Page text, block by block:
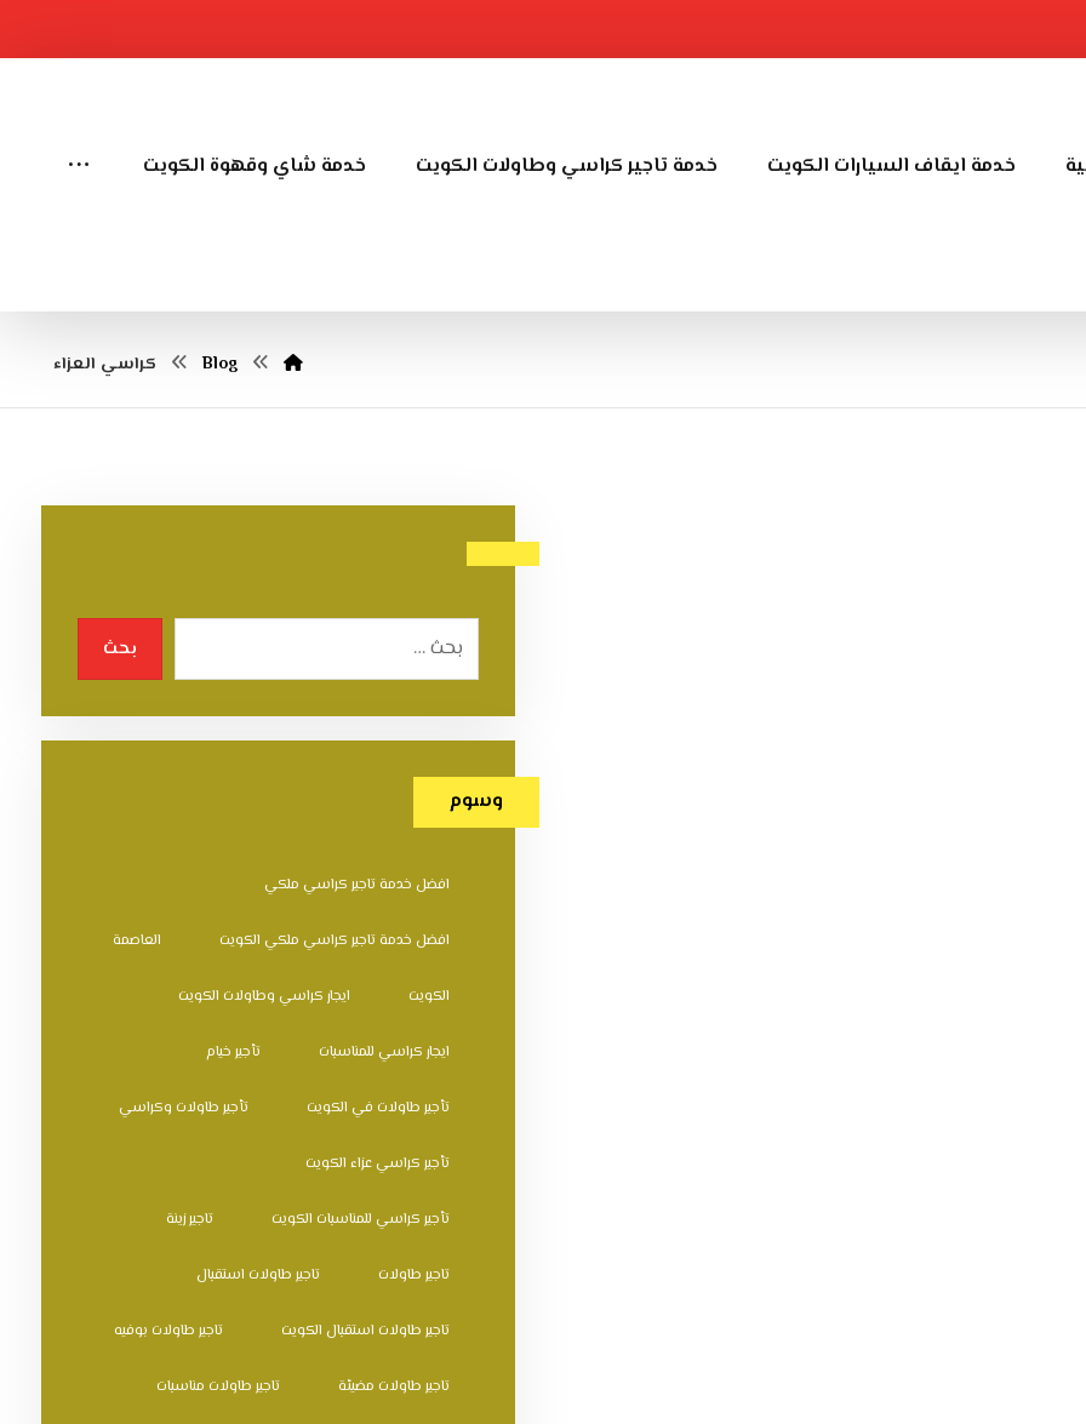
خدمة ايقاف السيارات الكويت خدمة تاجير كراسي وطاولات الكويت خدمة شاي وقهوة الكويت
Blog كراسي العزاء
بحث
وسوم
افضل خدمة تاجير كراسي ملكي
افضل خدمة تاجير كراسي ملكي الكويت العاصمة
الكويت ايجار كراسي وطاولات الكويت
ايجار كراسي للمناسبات تأجير خيام
تأجير طاولات في الكويت تأجير طاولات وكراسي
تأجير كراسي عزاء الكويت
تأجير كراسي للمناسبات الكويت تاجير زينة
تاجير طاولات تاجير طاولات استقبال
تاجير طاولات استقبال الكويت تاجير طاولات بوفيه
تاجير طاولات مضيئة تاجير طاولات مناسبات